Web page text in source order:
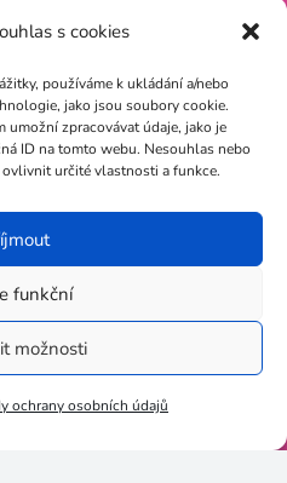
s cookies
používáme k ukládání a/nebo
jako jsou soubory cookie.
zpracovávat údaje, jako je
ID na tomto webu. Nesouhlas nebo
určité vlastnosti a funkce.
funkční
možnosti
ochrany osobních údajů
735 024
413/1a, 779 00